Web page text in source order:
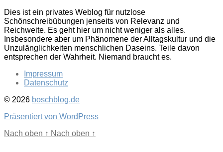
Dies ist ein privates Weblog für nutzlose
Schönschreibübungen jenseits von Relevanz und
Reichweite. Es geht hier um nicht weniger als alles.
Insbesondere aber um Phänomene der Alltagskultur und die
Unzulänglichkeiten menschlichen Daseins. Teile davon
entsprechen der Wahrheit. Niemand braucht es.
Impressum
Datenschutz
© 2026 boschblog.de
Präsentiert von WordPress
Nach oben ↑ Nach oben ↑